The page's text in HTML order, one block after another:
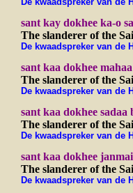
De kwaadspreker van de
sant kay dokhee ka-o
The slanderer of the
De kwaadspreker van de
sant kaa dokhee
The slanderer of the
De kwaadspreker van
sant kaa dokhee sadaa
The slanderer of the
De kwaadspreker van de
sant kaa dokhee
The slanderer of the
De kwaadspreker van de